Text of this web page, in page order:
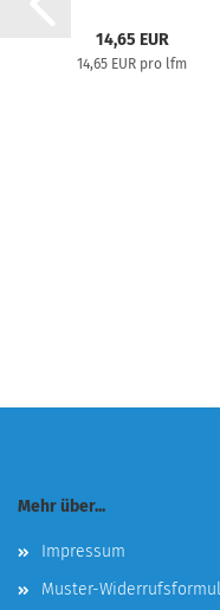
14,65 EUR
14,65 EUR pro lfm
Mehr über...
Impressum
Muster-